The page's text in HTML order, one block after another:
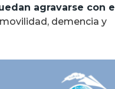
agravarse con el
demencia y